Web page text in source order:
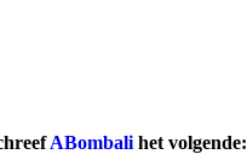
ABombali het volgende: